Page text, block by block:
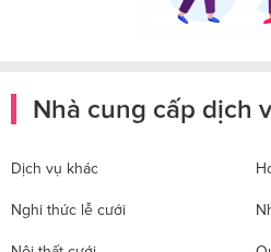
Nhà cung cấp dịch
Dịch vụ khác
Nghi thức lễ cưới